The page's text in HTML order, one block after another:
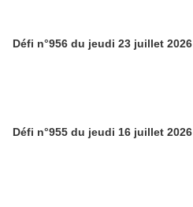
Défi n°956 du jeudi 23 juillet 2026
Défi n°955 du jeudi 16 juillet 2026